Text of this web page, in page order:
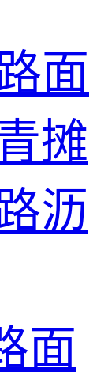
面